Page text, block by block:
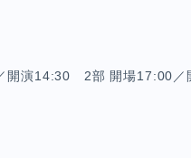
開演14:30 2部 開場17:00／